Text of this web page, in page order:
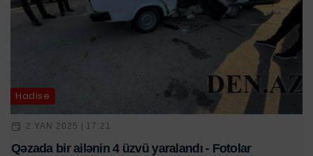
Hadisə
2 YAN 2025 | 17:21
Qəzada bir ailənin 4 üzvü yaralandı - Fotolar